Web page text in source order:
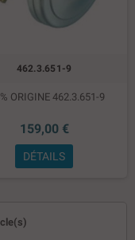
462.3.651-9
ORIGINE 462.3.651-9
159,00 €
DÉTAILS